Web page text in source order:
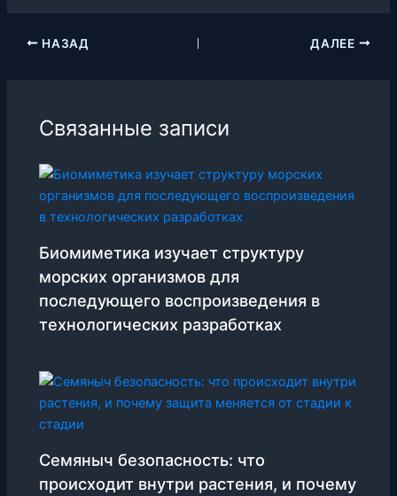
НАЗАД ДАЛЕЕ
Связанные записи
Биомиметика изучает структуру
морских организмов для
последующего воспроизведения в
технологических разработках
Семяныч безопасность: что
происходит внутри растения, и почему